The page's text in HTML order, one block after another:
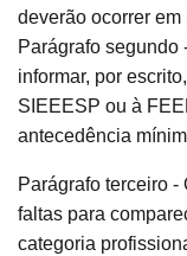
deverão ocorrer
Parágrafo segundo
informar, por
SIEEESP ou à
antecedência
Parágrafo terceiro
faltas para
categoria